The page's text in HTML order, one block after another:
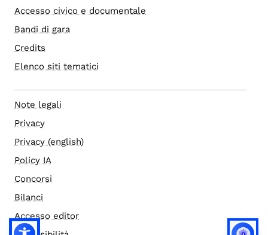
Accesso civico e documentale
Bandi di gara
Credits
Elenco siti tematici
Note legali
Privacy
Privacy (english)
Policy IA
Concorsi
Bilanci
Accesso editor